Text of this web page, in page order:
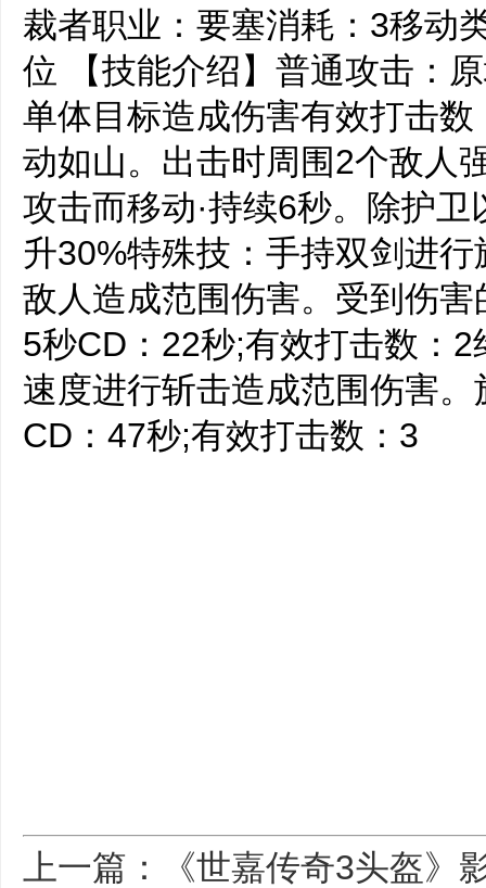
裁者职业：要塞消耗：3移动
位 【技能介绍】普通攻击：
单体目标造成伤害有效打击
动如山。出击时周围2个敌人
攻击而移动·持续6秒。除护
升30%特殊技：手持双剑进
敌人造成范围伤害。受到伤
5秒CD：22秒;有效打击数：
速度进行斩击造成范围伤害
CD：47秒;有效打击数：3
上一篇：《世嘉传奇3头盔》